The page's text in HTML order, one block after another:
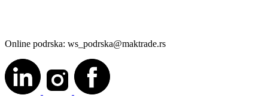
Online podrska: ws_podrska@maktrade.rs